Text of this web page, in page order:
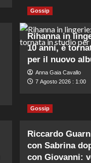
Gossip
Rihanna in
10 anni, è
per il nuovo
Anna Gaia Cavallo
7 Agosto 2026 : 1:00
Gossip
Riccardo
con Sabrina
con Giovanni: